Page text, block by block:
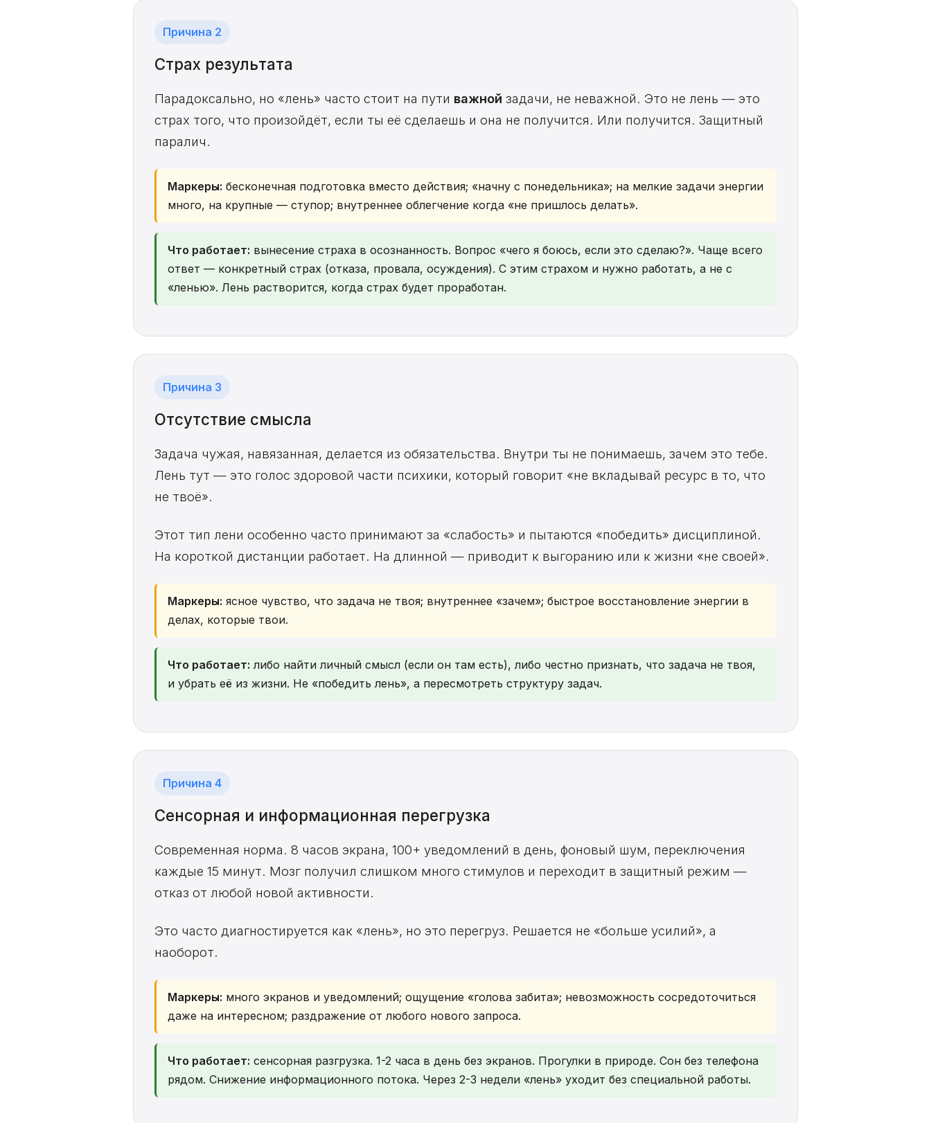
Причина 2
Страх результата
Парадоксально, но «лень» часто стоит на пути важной задачи, не неважной. Это не лень — это
страх того, что произойдёт, если ты её сделаешь и она не получится. Или получится. Защитный
паралич.
Маркеры: бесконечная подготовка вместо действия; «начну с понедельника»; на мелкие задачи энергии
много, на крупные — ступор; внутреннее облегчение когда «не пришлось делать».
Что работает: вынесение страха в осознанность. Вопрос «чего я боюсь, если это сделаю?». Чаще всего
ответ — конкретный страх (отказа, провала, осуждения). С этим страхом и нужно работать, а не с
«ленью». Лень растворится, когда страх будет проработан.
Причина 3
Отсутствие смысла
Задача чужая, навязанная, делается из обязательства. Внутри ты не понимаешь, зачем это тебе.
Лень тут — это голос здоровой части психики, который говорит «не вкладывай ресурс в то, что
не твоё».
Этот тип лени особенно часто принимают за «слабость» и пытаются «победить» дисциплиной.
На короткой дистанции работает. На длинной — приводит к выгоранию или к жизни «не своей».
Маркеры: ясное чувство, что задача не твоя; внутреннее «зачем»; быстрое восстановление энергии в
делах, которые твои.
Что работает: либо найти личный смысл (если он там есть), либо честно признать, что задача не твоя,
и убрать её из жизни. Не «победить лень», а пересмотреть структуру задач.
Причина 4
Сенсорная и информационная перегрузка
Современная норма. 8 часов экрана, 100+ уведомлений в день, фоновый шум, переключения
каждые 15 минут. Мозг получил слишком много стимулов и переходит в защитный режим —
отказ от любой новой активности.
Это часто диагностируется как «лень», но это перегруз. Решается не «больше усилий», а
наоборот.
Маркеры: много экранов и уведомлений; ощущение «голова забита»; невозможность сосредоточиться
даже на интересном; раздражение от любого нового запроса.
Что работает: сенсорная разгрузка. 1-2 часа в день без экранов. Прогулки в природе. Сон без телефона
рядом. Снижение информационного потока. Через 2-3 недели «лень» уходит без специальной работы.